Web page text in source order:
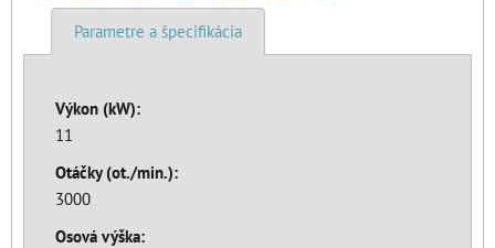
Parametre a špecifikácia
Výkon (kW):
11
Otáčky (ot./min.):
3000
Osová výška: